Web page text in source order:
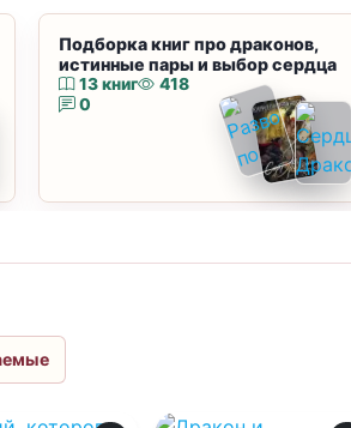
Подборка книг про драконов,
истинные пары и выбор сердца
13 книг
418
0